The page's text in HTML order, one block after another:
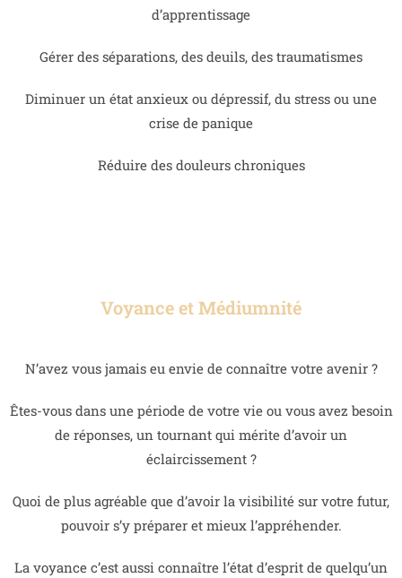
d’apprentissage
Gérer des séparations, des deuils, des traumatismes
Diminuer un état anxieux ou dépressif, du stress ou une
crise de panique
Réduire des douleurs chroniques
Voyance et Médiumnité
N’avez vous jamais eu envie de connaître votre avenir ?
Êtes-vous dans une période de votre vie ou vous avez besoin
de réponses, un tournant qui mérite d’avoir un
éclaircissement ?
Quoi de plus agréable que d’avoir la visibilité sur votre futur,
pouvoir s’y préparer et mieux l’appréhender.
La voyance c’est aussi connaître l’état d’esprit de quelqu’un